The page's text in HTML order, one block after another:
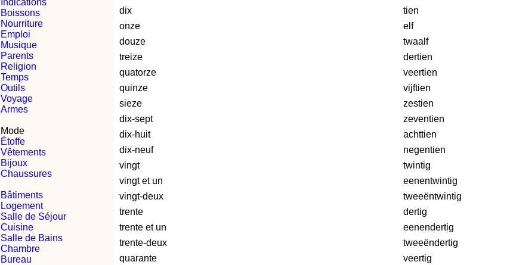
Indications
Boissons
Nourriture
Emploi
Musique
Parents
Religion
Temps
Outils
Voyage
Armes
Mode
Étoffe
Vêtements
Bijoux
Chaussures
Bâtiments
Logement
Salle de Séjour
Cuisine
Salle de Bains
Chambre
Bureau
dix
tien
onze
elf
douze
twaalf
treize
dertien
quatorze
veertien
quinze
vijftien
sieze
zestien
dix-sept
zeventien
dix-huit
achttien
dix-neuf
negentien
vingt
twintig
vingt et un
eenentwintig
vingt-deux
tweeëntwintig
trente
dertig
trente et un
eenendertig
trente-deux
tweeëndertig
quarante
veertig